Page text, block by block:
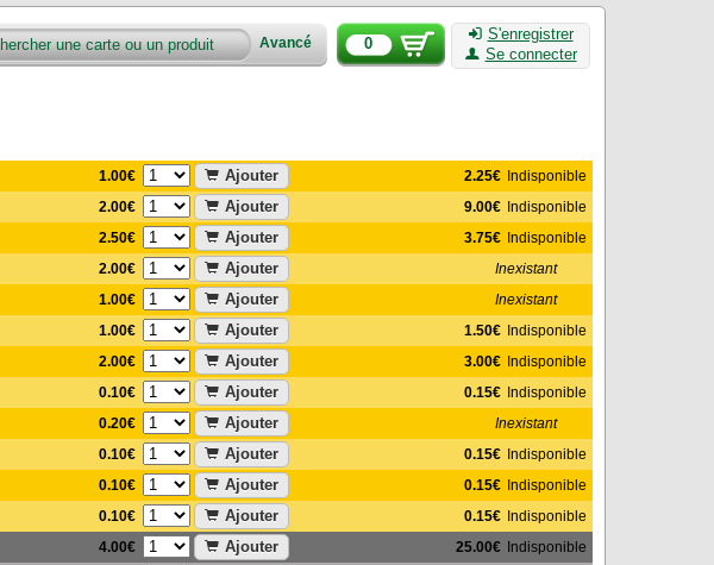
Avancé 0
S'enregistrer
Se connecter
1.00€ Ajouter 2.25€ Indisponible
2.00€ Ajouter 9.00€ Indisponible
2.50€ Ajouter 3.75€ Indisponible
2.00€ Ajouter Inexistant
1.00€ Ajouter Inexistant
1.00€ Ajouter 1.50€ Indisponible
2.00€ Ajouter 3.00€ Indisponible
0.10€ Ajouter 0.15€ Indisponible
0.20€ Ajouter Inexistant
0.10€ Ajouter 0.15€ Indisponible
0.10€ Ajouter 0.15€ Indisponible
0.10€ Ajouter 0.15€ Indisponible
4.00€ Ajouter 25.00€ Indisponible